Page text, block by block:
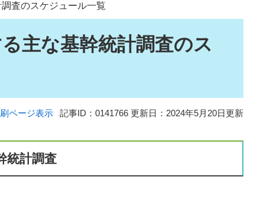
査のスケジュール一覧
主な基幹統計調査のス
ページ表示 記事ID：0141766 更新日：2024年5月20日更新
統計調査